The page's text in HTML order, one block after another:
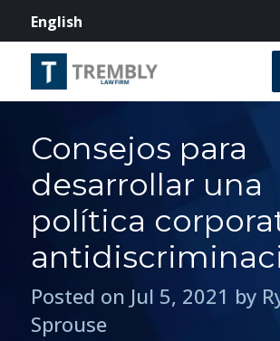
English
Consejos para
desarrollar una
política
Posted on Jul 5, 2021 by
Sprouse